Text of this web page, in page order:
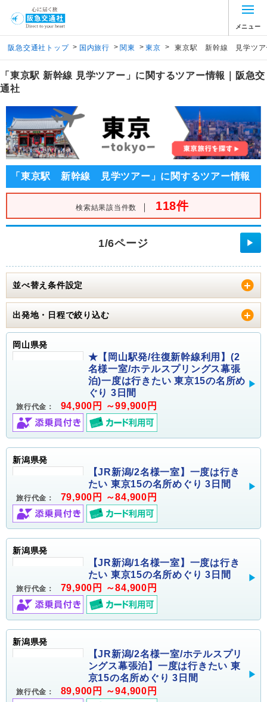
メニュー
阪急交通社トップ > 国内旅行 > 関東 > 東京 > 東京駅 新幹線 見学ツア
「東京駅 新幹線 見学ツアー」に関するツアー情報｜阪急交
通社
「東京駅 新幹線 見学ツアー」に関するツアー情報
検索結果該当件数 ｜ 118件
1/6ページ ▶
並べ替え条件設定
出発地・日程で絞り込む
岡山県発
★【岡山駅発/往復新幹線利用】(2
名様一室/ホテルスプリングス幕張
泊)一度は行きたい 東京15の名所め
ぐり 3日間
旅行代金： 94,900円 ～99,900円
新潟県発
【JR新潟/2名様一室】一度は行き
たい 東京15の名所めぐり 3日間
旅行代金： 79,900円 ～84,900円
新潟県発
【JR新潟/1名様一室】一度は行き
たい 東京15の名所めぐり 3日間
旅行代金： 79,900円 ～84,900円
新潟県発
【JR新潟/2名様一室/ホテルスプリ
ングス幕張泊】一度は行きたい 東
京15の名所めぐり 3日間
旅行代金： 89,900円 ～94,900円